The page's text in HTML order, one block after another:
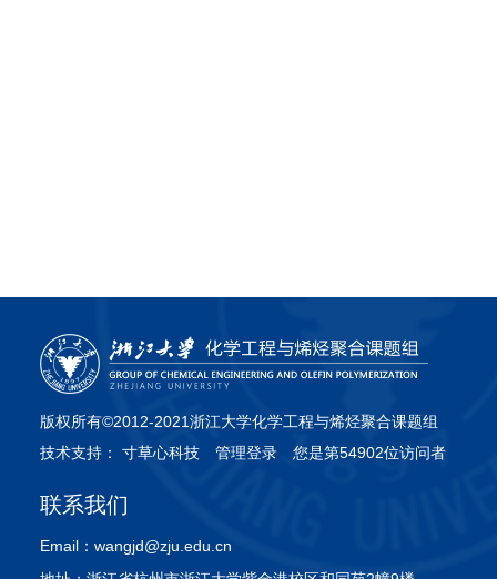
版权所有©2012-2021浙江大学化学工程与烯烃聚合课题组
技术支持： 寸草心科技 管理登录 您是第54902位访问者
联系我们
Email： wangjd@zju.edu.cn